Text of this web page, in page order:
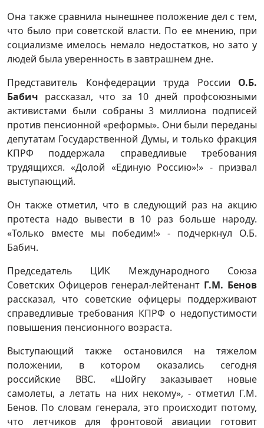
Она также сравнила нынешнее положение дел с тем,
что было при советской власти. По ее мнению, при
социализме имелось немало недостатков, но зато у
людей была уверенность в завтрашнем дне.
Представитель Конфедерации труда России О.Б.
Бабич рассказал, что за 10 дней профсоюзными
активистами были собраны 3 миллиона подписей
против пенсионной «реформы». Они были переданы
депутатам Государственной Думы, и только фракция
КПРФ поддержала справедливые требования
трудящихся. «Долой «Единую Россию»!» - призвал
выступающий.
Он также отметил, что в следующий раз на акцию
протеста надо вывести в 10 раз больше народу.
«Только вместе мы победим!» - подчеркнул О.Б.
Бабич.
Председатель ЦИК Международного Союза
Советских Офицеров генерал-лейтенант Г.М. Бенов
рассказал, что советские офицеры поддерживают
справедливые требования КПРФ о недопустимости
повышения пенсионного возраста.
Выступающий также остановился на тяжелом
положении, в котором оказались сегодня
российские ВВС. «Шойгу заказывает новые
самолеты, а летать на них некому», - отметил Г.М.
Бенов. По словам генерала, это происходит потому,
что летчиков для фронтовой авиации готовит